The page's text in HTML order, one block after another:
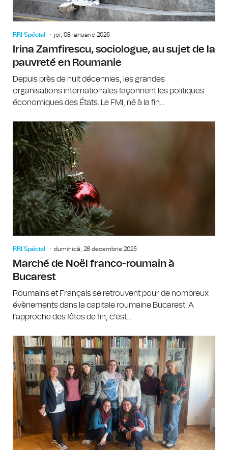
RRI Spécial joi, 08 ianuarie 2026
Irina Zamfirescu, sociologue, au sujet de la
pauvreté en Roumanie
Depuis près de huit décennies, les grandes
organisations internationales façonnent les politiques
économiques des États. Le FMI, né à la fin...
RRI Spécial duminică, 28 decembrie 2025
Marché de Noël franco-roumain à
Bucarest
Roumains et Français se retrouvent pour de nombreux
évènements dans la capitale roumaine Bucarest. A
l’approche des fêtes de fin, c’est...